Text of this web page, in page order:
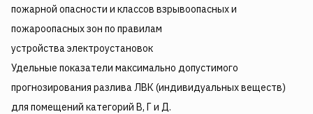
пожарной опасности и классов взрывоопасных и
пожароопасных зон по правилам
устройства электроустановок
Удельные показатели максимально допустимого
прогнозирования разлива ЛВК (индивидуальных веществ)
для помещений категорий В, Г и Д.